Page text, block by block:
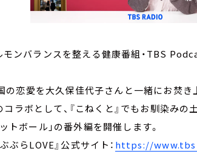
ンバランスを整える健康番組・TBS
の恋愛を大久保佳代子さんと一緒にお焚き
ラボとして、『こねくと』でもお馴染みの
トボール」の番外編を開催します。
ぶらLOVE』公式サイト： https://